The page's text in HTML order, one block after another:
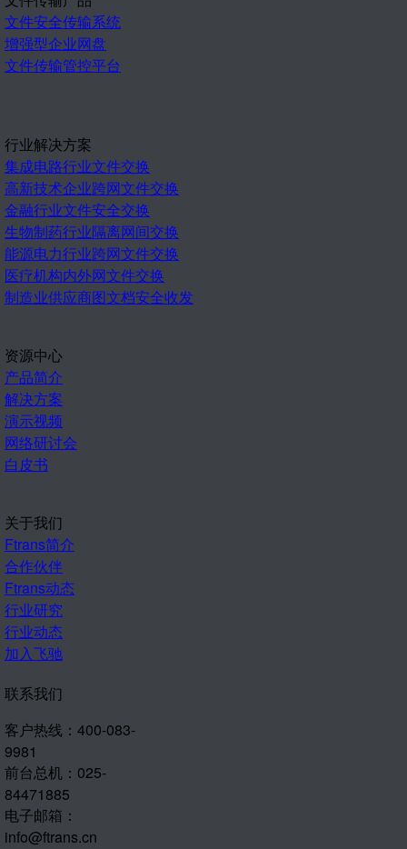
文件安全传输系统
增强型企业网盘
文件传输管控平台
行业解决方案
集成电路行业文件交换
高新技术企业跨网文件交换
金融行业文件安全交换
生物制药行业隔离网间交换
能源电力行业跨网文件交换
医疗机构内外网文件交换
制造业供应商图文档安全收发
资源中心
产品简介
解决方案
演示视频
网络研讨会
白皮书
关于我们
Ftrans简介
合作伙伴
Ftrans动态
行业研究
行业动态
加入飞驰
联系我们
客户热线：400-083-
9981
前台总机：025-
84471885
电子邮箱：
info@ftrans.cn